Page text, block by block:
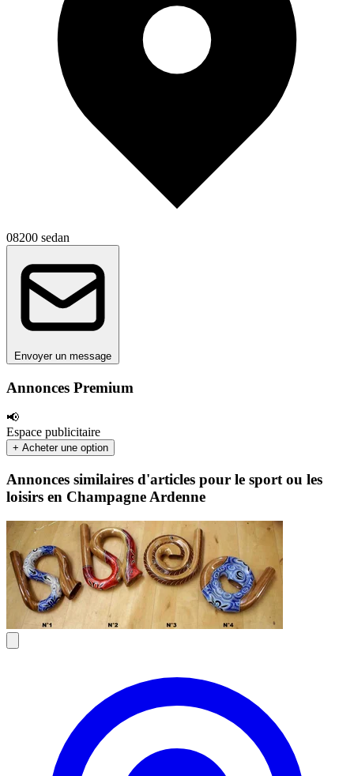
Annonces Premium
📢
Espace publicitaire
+ Acheter une option
08200 sedan
Envoyer un message
Annonces similaires d'articles pour le sport ou les
loisirs en Champagne Ardenne